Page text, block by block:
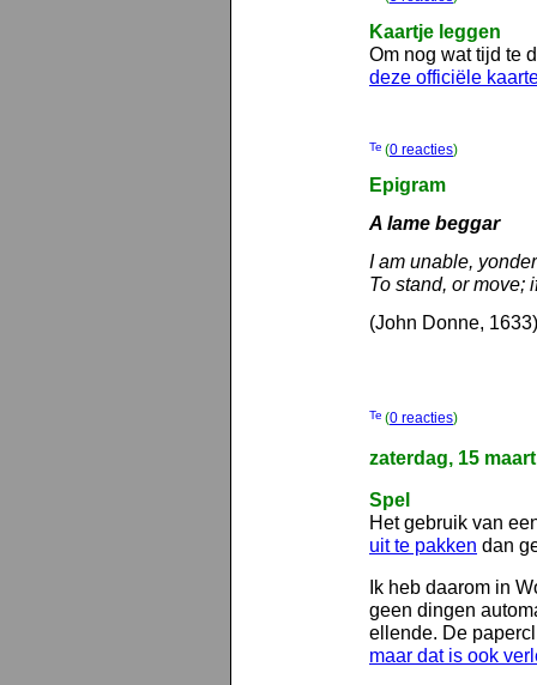
Kaartje leggen
Om nog wat tijd te
deze officiële
(0 reacties)
Epigram
A lame beggar
I am unable,
To stand, or move;
(John Donne, 1633)
(0 reacties)
zaterdag, 15
Spel
Het gebruik van
uit te pakken dan
Ik heb daarom in
geen dingen
ellende. De
maar dat is ook